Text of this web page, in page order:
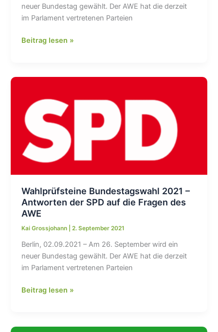
neuer Bundestag gewählt. Der AWE hat die derzeit
im Parlament vertretenen Parteien
Wahlprüfsteine
–
FDP
auf
die
Fragen
des
Beitrag lesen »
Wahlprüfsteine Bundestagswahl 2021 –
Antworten der SPD auf die Fragen des
AWE
Kai Grossjohann |2. September 2021
Berlin, 02.09.2021 – Am 26. September wird ein
neuer Bundestag gewählt. Der AWE hat die derzeit
im Parlament vertretenen Parteien
Wahlprüfsteine
–
Beitrag lesen »